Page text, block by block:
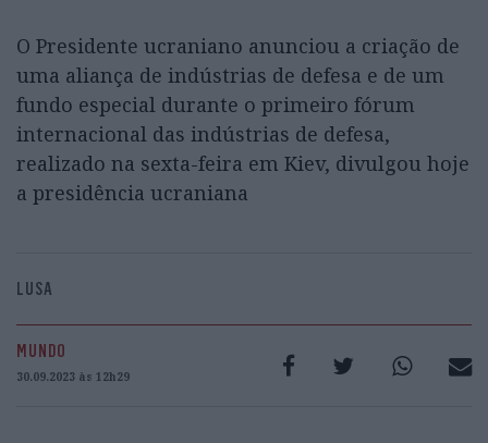
O Presidente ucraniano anunciou a criação de
uma aliança de indústrias de defesa e de um
fundo especial durante o primeiro fórum
internacional das indústrias de defesa,
realizado na sexta-feira em Kiev, divulgou hoje
a presidência ucraniana
LUSA
MUNDO
30.09.2023 às 12h29